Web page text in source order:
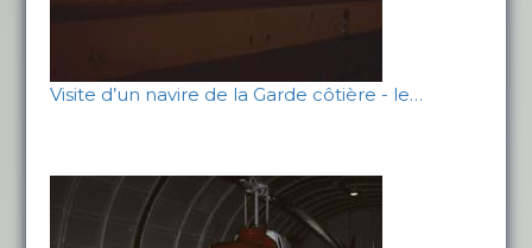
Visite d’un navire de la Garde côtière - le…